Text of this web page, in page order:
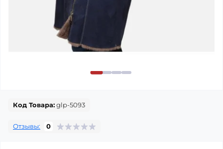
Код Товара:glp-5093
Отзывы: 0